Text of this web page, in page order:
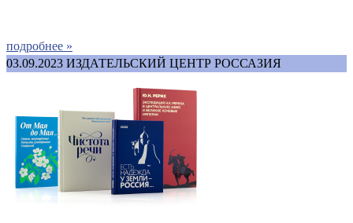
подробнее »
03.09.2023 ИЗДАТЕЛЬСКИЙ ЦЕНТР РОССАЗИЯ